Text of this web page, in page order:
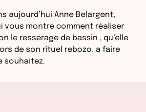
aujourd’hui Anne Belargent,
vous montre comment réaliser
le resserage de bassin , qu’elle
de son rituel rebozo. a faire
souhaitez.